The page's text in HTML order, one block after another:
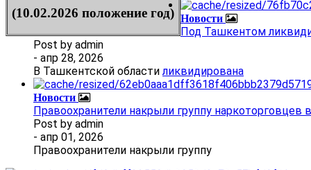
(10.02.2026 положение год) Новости
Под Ташкентом
Post by admin
- апр 28, 2026
В Ташкентской областиликвидирована
Новости
Правоохранители накрыли группу
Post by admin
- апр 01, 2026
Правоохранители накрыли группу